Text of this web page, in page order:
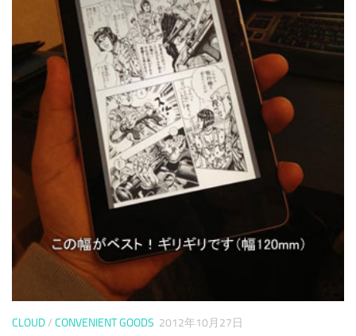
CLOUD/ CONVENIENT GOODS 2012年10月27日